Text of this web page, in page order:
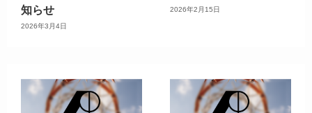
知らせ
2026年3月4日
2026年2月15日